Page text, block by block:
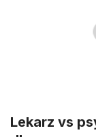
Lekarz vs